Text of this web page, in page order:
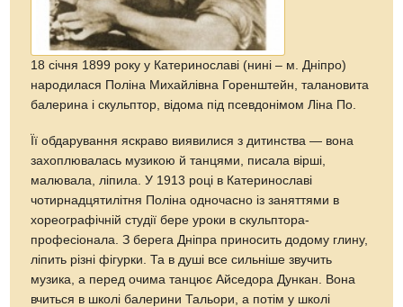
18 січня 1899 року у Катеринославі (нині – м. Дніпро)
народилася Поліна Михайлівна Горенштейн, талановита
балерина і скульптор, відома під псевдонімом Ліна По.
Її обдарування яскраво виявилися з дитинства — вона
захоплювалась музикою й танцями, писала вірші,
малювала, ліпила. У 1913 році в Катеринославі
чотирнадцятилітня Поліна одночасно із заняттями в
хореографічній студії бере уроки в скульптора-
професіонала. З берега Дніпра приносить додому глину,
ліпить різні фігурки. Та в душі все сильніше звучить
музика, а перед очима танцює Айседора Дункан. Вона
вчиться в школі балерини Тальори, а потім у школі